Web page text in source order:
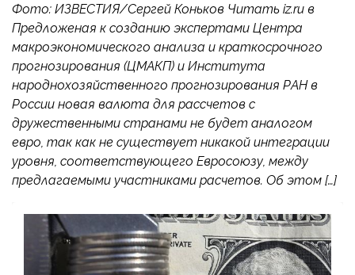
Фото: ИЗВЕСТИЯ/Сергей Коньков Читать iz.ru в
Предложеная к созданию экспертами Центра
макроэкономического анализа и краткосрочного
прогнозирования (ЦМАКП) и Института
народнохозяйственного прогнозирования РАН в
России новая валюта для рассчетов с
дружественными странами не будет аналогом
евро, так как не существует никакой интеграции
уровня, соответствующего Евросоюзу, между
предлагаемыми участниками расчетов. Об этом […]